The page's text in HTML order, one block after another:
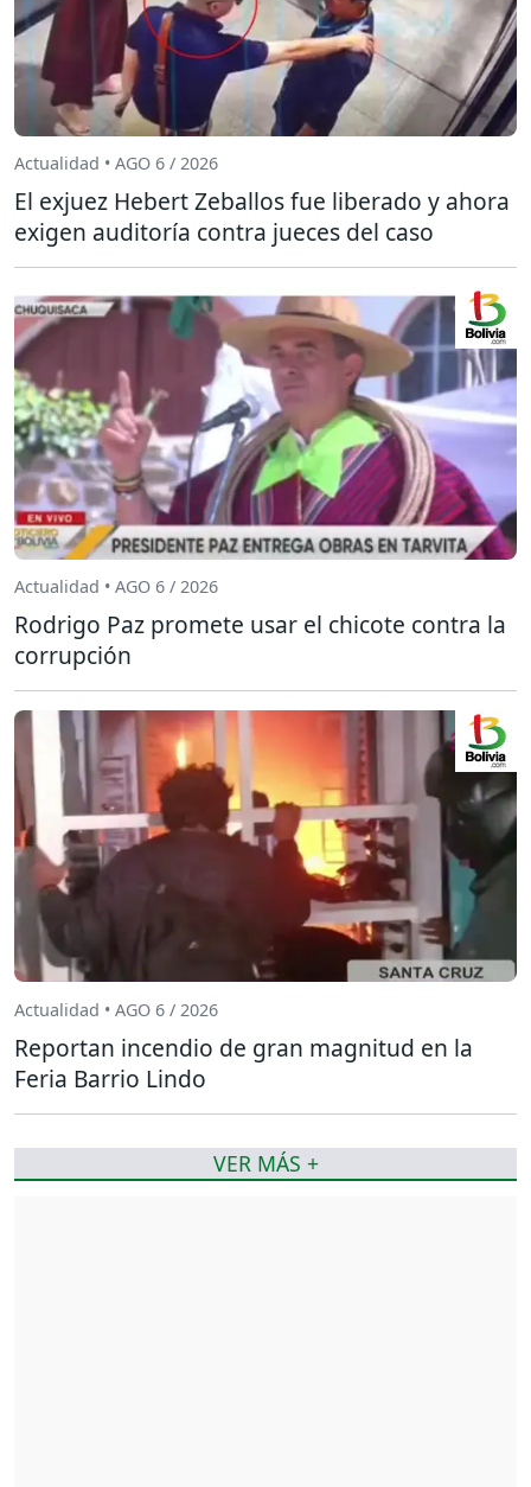
Actualidad • AGO 6 / 2026
El exjuez Hebert Zeballos fue liberado y ahora
exigen auditoría contra jueces del caso
Actualidad • AGO 6 / 2026
Rodrigo Paz promete usar el chicote contra la
corrupción
Actualidad • AGO 6 / 2026
Reportan incendio de gran magnitud en la
Feria Barrio Lindo
VER MÁS +